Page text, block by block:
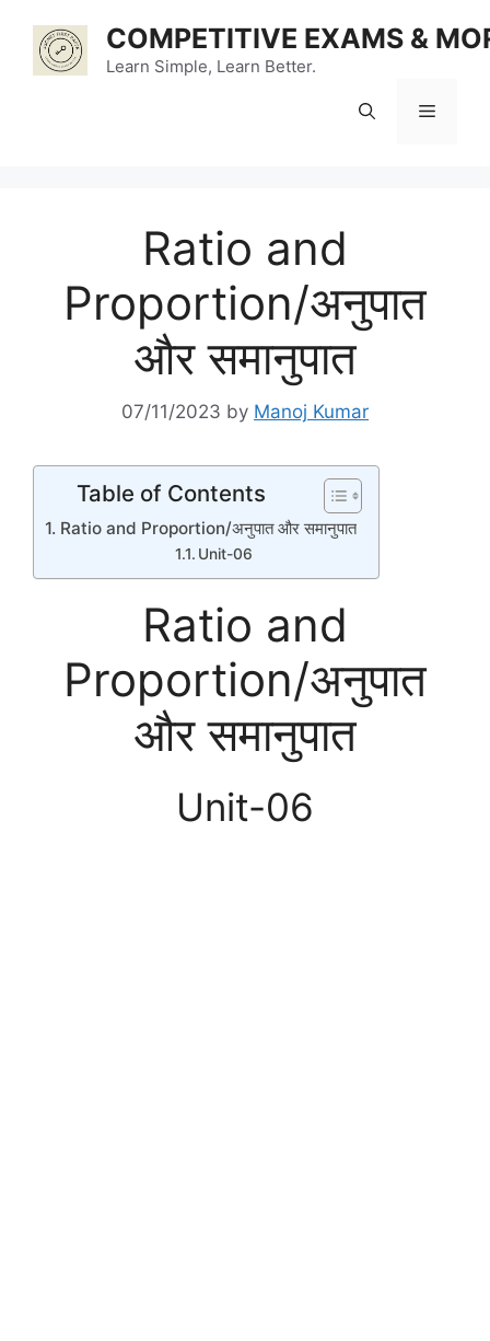
content
COMPETITIVE EXAMS &
Learn Simple, Learn Better.
Menu
Ratio and
Proportion/अनुपात
और समानुपात
07/11/2023 by Manoj Kumar
Table of Contents
Ratio and Proportion/अनुपात और समानुपात
Unit-06
Ratio and
Proportion/अनुपात
और समानुपात
Unit-06